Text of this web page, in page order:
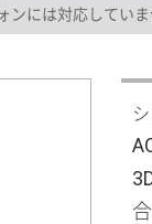
には対応していま